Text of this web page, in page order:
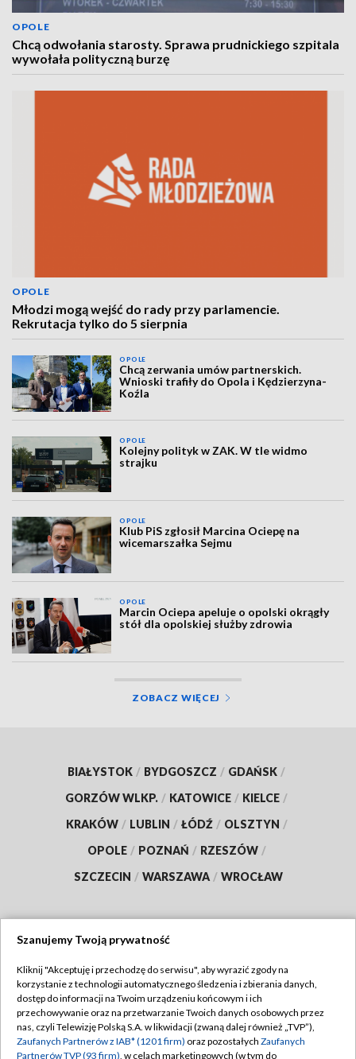
OPOLE
Chcą odwołania starosty. Sprawa prudnickiego szpitala
wywołała polityczną burzę
OPOLE
Młodzi mogą wejść do rady przy parlamencie.
Rekrutacja tylko do 5 sierpnia
OPOLE
Chcą zerwania umów partnerskich.
Wnioski trafiły do Opola i Kędzierzyna-
Koźla
OPOLE
Kolejny polityk w ZAK. W tle widmo
strajku
OPOLE
Klub PiS zgłosił Marcina Ociepę na
wicemarszałka Sejmu
OPOLE
Marcin Ociepa apeluje o opolski okrągły
stół dla opolskiej służby zdrowia
ZOBACZ WIĘCEJ
BIAŁYSTOK / BYDGOSZCZ / GDAŃSK /
GORZÓW WLKP. / KATOWICE / KIELCE /
KRAKÓW / LUBLIN / ŁÓDŹ / OLSZTYN /
OPOLE / POZNAŃ / RZESZÓW /
SZCZECIN / WARSZAWA / WROCŁAW
TVP
Abonament TVP
Emisja w TVP
Regulamin TVP
Polityka prywatności
Szanujemy Twoją prywatność
Kliknij "Akceptuję i przechodzę do serwisu", aby wyrazić zgody na
korzystanie z technologii automatycznego śledzenia i zbierania danych,
dostęp do informacji na Twoim urządzeniu końcowym i ich
przechowywanie oraz na przetwarzanie Twoich danych osobowych przez
nas, czyli Telewizję Polską S.A. w likwidacji (zwaną dalej również „TVP”),
Zaufanych Partnerów z IAB* (1201 firm) oraz pozostałych Zaufanych
Partnerów TVP (93 firm), w celach marketingowych (w tym do